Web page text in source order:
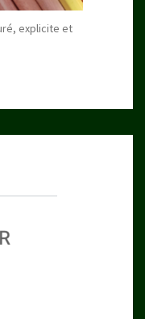
explicite et